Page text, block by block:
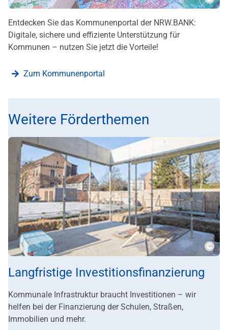
Entdecken Sie das Kommunenportal der NRW.BANK:
Digitale, sichere und effiziente Unterstützung für
Kommunen – nutzen Sie jetzt die Vorteile!
Zum Kommunenportal
Weitere Förderthemen
Langfristige Investitionsfinanzierung
Kommunale Infrastruktur braucht Investitionen – wir
helfen bei der Finanzierung der Schulen, Straßen,
Immobilien und mehr.